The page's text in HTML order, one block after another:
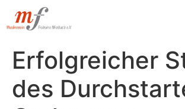
Erfolgreicher
des